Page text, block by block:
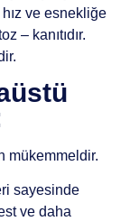
ve esnekliğe
– kanıtıdır.
mükemmeldir.
sayesinde
ve daha